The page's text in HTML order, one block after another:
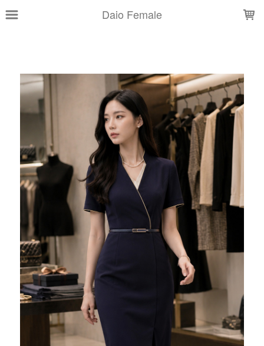
Daio Female